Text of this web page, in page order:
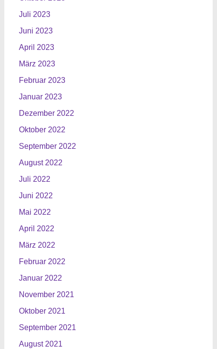
Juli 2023
Juni 2023
April 2023
März 2023
Februar 2023
Januar 2023
Dezember 2022
Oktober 2022
September 2022
August 2022
Juli 2022
Juni 2022
Mai 2022
April 2022
März 2022
Februar 2022
Januar 2022
November 2021
Oktober 2021
September 2021
August 2021